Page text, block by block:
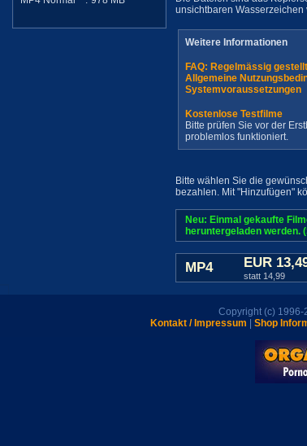
unsichtbaren Wasserzeichen
Weitere Informationen
FAQ: Regelmässig
Allgemeine
Systemvoraussetzungen
Kostenlose Testfilme
Bitte prüfen Sie vor der
problemlos funktioniert.
Bitte wählen Sie die
bezahlen. Mit "Hinzufügen"
Neu: Einmal gekaufte
heruntergeladen werden.
MP4 EUR
statt 14,99
Copyright (c)
Kontakt / Impressum
Shop